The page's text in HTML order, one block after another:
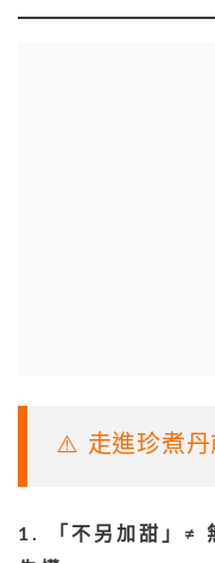
⚠️ 走進珍煮丹
1. 「不另加甜」≠